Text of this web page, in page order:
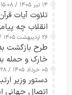
۱۴ تیر ۱۴۰۵ / ۱۵:۰۸
تلاوت آیات
انقلاب چه
۲۶ اردیبهشت ۱۴۰۵ / ۱۰:۱۵
طرح‌ بازگشت
خارک و حمله
۰۵ خرداد ۱۴۰۵ / ۱۳:۲۸
دستور وزیر
اتصال جهانی